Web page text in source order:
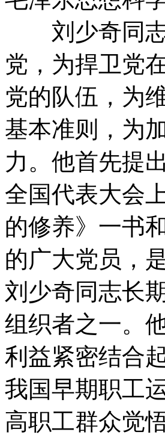
刘少奇同志
党，为捍卫党
党的队伍，为
基本准则，为
力。他首先提
全国代表大会
的修养》一书
的广大党员，
刘少奇同志长
组织者之一。
利益紧密结合
我国早期职工
高职工群众觉